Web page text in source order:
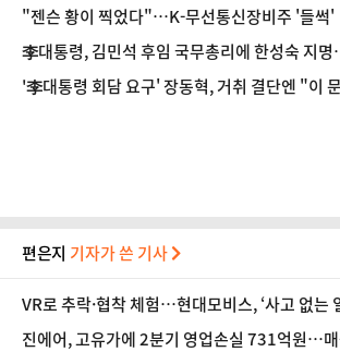
"젠슨 황이 찍었다"…K-무선통신장비주 '들썩'
李대통령, 김민석 후임 국무총리에 한성숙 지
총리
'李대통령 회담 요구' 장동혁, 거취 결단엔 "이
편은지 기자가 쓴 기사
VR로 추락·협착 체험…현대모비스, ‘사고 없는
진에어, 고유가에 2분기 영업손실 731억원…